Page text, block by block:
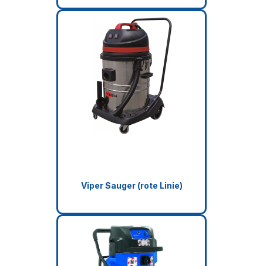
Viper Sauger (rote Linie)